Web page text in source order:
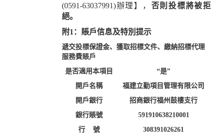
(0591-63037991)辦理】， 否則投標將被拒
絕。
附1：賬戶信息及特別提示
遞交投標保證金、獲取招標文件、繳納招標代理
服務費賬戶
是否適用本項目
“是”
開戶名稱
福建立勤項目管理有限公司
開戶銀行
招商銀行福州鼓樓支行
銀行賬號
591910638210001
行 號
308391026261